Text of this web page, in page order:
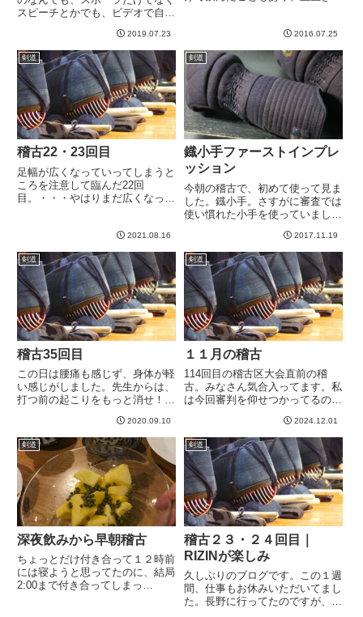
スピーチとかでも、ビデオで自分
て、あとでレビューするのって非
常に学習効率が高い、と思うわけ
です。まあ今回は剣道の話なので
すが。今週末に試合を控え、な
ん...
2019.07.23
が、ちょっとだけ遅刻してしまっ
たorz１時間素振りやすり足の基
本。後半１時間面つけ。打ち方...
2016.07.25
剣道
稽古22・23回目
足幅が広くなっていってしまうと
ころを注意して臨んだ22回
目。・・・やはりまだ広くなって
をかけたいものだから右足を出し
ていくのですが、攻めが効いてな
いとなれば打てない。そこで右足
だ...
2021.08.16
剣道
鐡小手ファーストインプレ
ッション
今朝の稽古で、初めて使って見ま
した。鐡小手。さすがに審査では
使い慣れた小手を使っていまし
はり構えた時に手首、親指の位置
が変わって手の内が締まるような
感じがあり、なんとなく構えが良
くなったような気がする。いや、
誰...
2017.11.19
剣道
稽古35回目
この日は腰痛も感じず、身体が軽
い感じがしました。先生からは、
打つ前の起こりをもっと消せ！と
ないこともあって結構長い間指導
してもらいました。左足をついだ
りはもうしないのですが、先生と
一足一刀よりちょい遠いところ
で...
2020.09.10
剣道
１１月の稽古
114回目の稽古区大会直前の稽
古。みなさん気合入ってます。私
は今回審判を仰せつかってるので
します、うーん、でもやっぱ
り。。。自分も出たいなあ、とい
う気持ちになってきます。うちの
区は５段までしか試合がありませ
ん。...
2024.12.01
剣道
深夜飲みから早朝稽古
ちょっとだけ付き合って１２時前
には寝ようと思ってたのに、結局
2:00まで付き合ってしまっ
剣道
稽古２３・２４回目｜
RIZINが楽しみ
久しぶりのブログです。この１週
間、仕事もお休みいただいてまし
た。長野に行ってたのですが、こ